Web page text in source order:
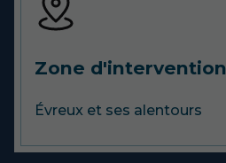
Zone d'intervention
Évreux et ses alentours